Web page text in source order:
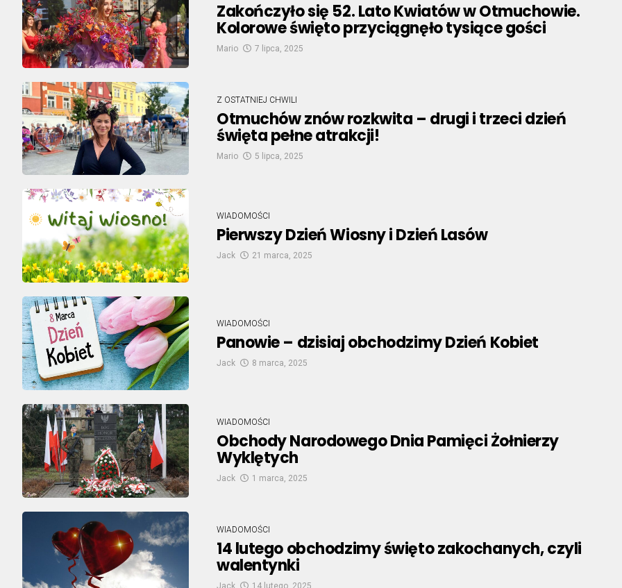
Zakończyło się 52. Lato Kwiatów w Otmuchowie.
Kolorowe święto przyciągnęło tysiące gości
Mario 7 lipca, 2025
Z OSTATNIEJ CHWILI
Otmuchów znów rozkwita – drugi i trzeci dzień
święta pełne atrakcji!
Mario 5 lipca, 2025
WIADOMOŚCI
Pierwszy Dzień Wiosny i Dzień Lasów
Jack 21 marca, 2025
WIADOMOŚCI
Panowie – dzisiaj obchodzimy Dzień Kobiet
Jack 8 marca, 2025
WIADOMOŚCI
Obchody Narodowego Dnia Pamięci Żołnierzy
Wyklętych
Jack 1 marca, 2025
WIADOMOŚCI
14 lutego obchodzimy święto zakochanych, czyli
walentynki
Jack 14 lutego, 2025